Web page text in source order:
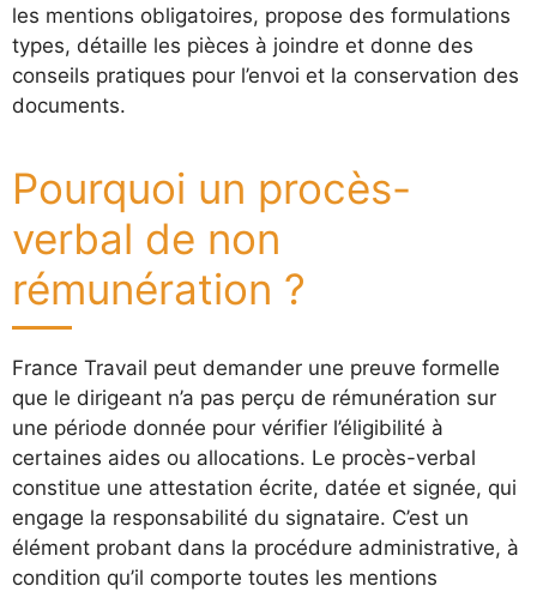
les mentions obligatoires, propose des formulations
types, détaille les pièces à joindre et donne des
conseils pratiques pour l’envoi et la conservation des
documents.
Pourquoi un procès-
verbal de non
rémunération ?
France Travail peut demander une preuve formelle
que le dirigeant n’a pas perçu de rémunération sur
une période donnée pour vérifier l’éligibilité à
certaines aides ou allocations. Le procès-verbal
constitue une attestation écrite, datée et signée, qui
engage la responsabilité du signataire. C’est un
élément probant dans la procédure administrative, à
condition qu’il comporte toutes les mentions